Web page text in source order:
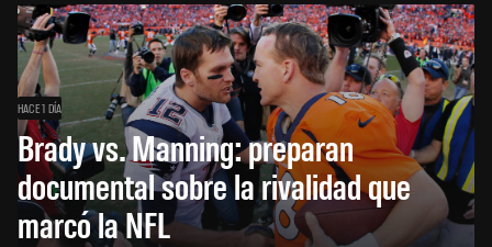
HACE 1 DÍA
Brady vs. Manning: preparan
documental sobre la rivalidad que
marcó la NFL